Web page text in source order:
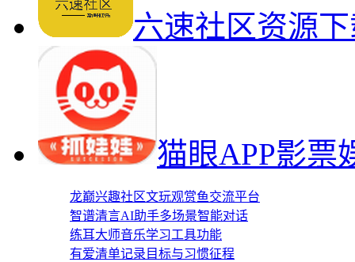
六速社区资源
猫眼APP影票
龙巅兴趣社区文玩观赏鱼交流平台
智谱清言AI助手多场景智能对话
练耳大师音乐学习工具功能
有爱清单记录目标与习惯征程